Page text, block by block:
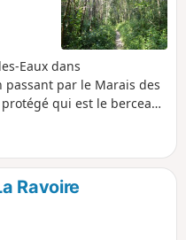
Eaux dans
par le Marais des
qui est le berceau
jadis, celui des marais
aussi l'occasion de
les-Eaux ainsi que la
La Ravoire.
Ravoire